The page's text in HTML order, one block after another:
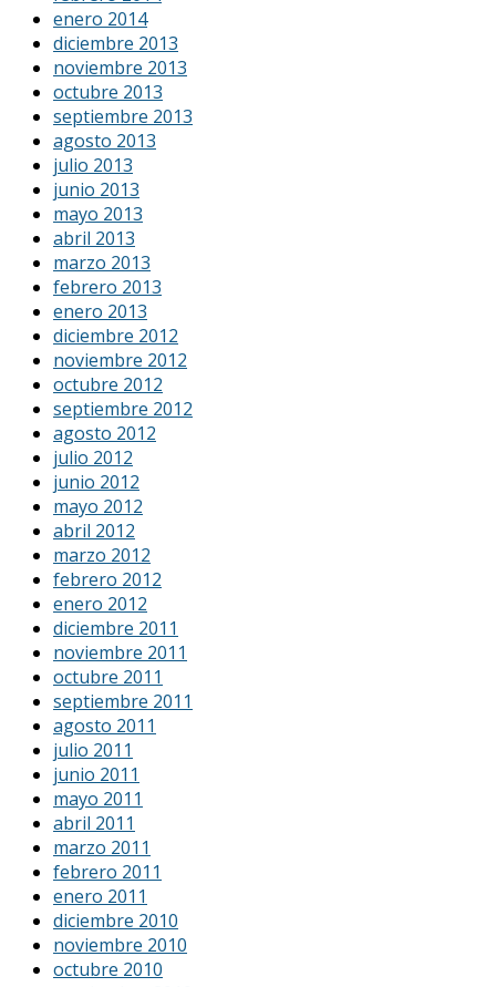
enero 2014
diciembre 2013
noviembre 2013
octubre 2013
septiembre 2013
agosto 2013
julio 2013
junio 2013
mayo 2013
abril 2013
marzo 2013
febrero 2013
enero 2013
diciembre 2012
noviembre 2012
octubre 2012
septiembre 2012
agosto 2012
julio 2012
junio 2012
mayo 2012
abril 2012
marzo 2012
febrero 2012
enero 2012
diciembre 2011
noviembre 2011
octubre 2011
septiembre 2011
agosto 2011
julio 2011
junio 2011
mayo 2011
abril 2011
marzo 2011
febrero 2011
enero 2011
diciembre 2010
noviembre 2010
octubre 2010